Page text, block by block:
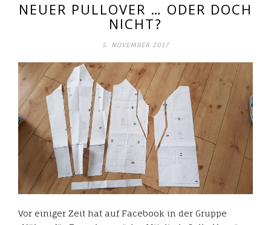
NEUER PULLOVER … ODER DOCH
NICHT?
5. NOVEMBER 2017
Vor einiger Zeit hat auf Facebook in der Gruppe